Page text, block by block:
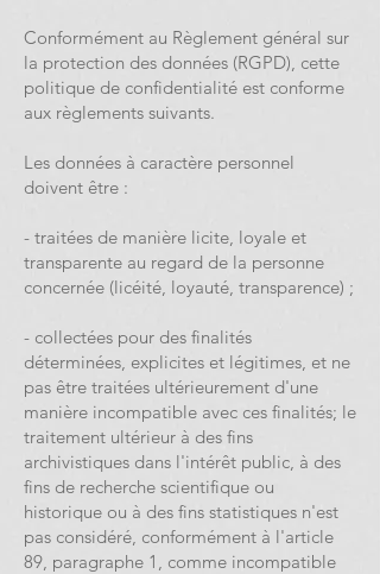
Conformément au Règlement général sur
la protection des données (RGPD), cette
politique de confidentialité est conforme
aux règlements suivants.
Les données à caractère personnel
doivent être :
- traitées de manière licite, loyale et
transparente au regard de la personne
concernée (licéité, loyauté, transparence) ;
- collectées pour des finalités
déterminées, explicites et légitimes, et ne
pas être traitées ultérieurement d'une
manière incompatible avec ces finalités; le
traitement ultérieur à des fins
archivistiques dans l'intérêt public, à des
fins de recherche scientifique ou
historique ou à des fins statistiques n'est
pas considéré, conformément à l'article
89, paragraphe 1, comme incompatible